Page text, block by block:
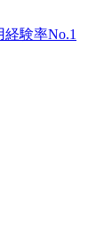
験率No.1